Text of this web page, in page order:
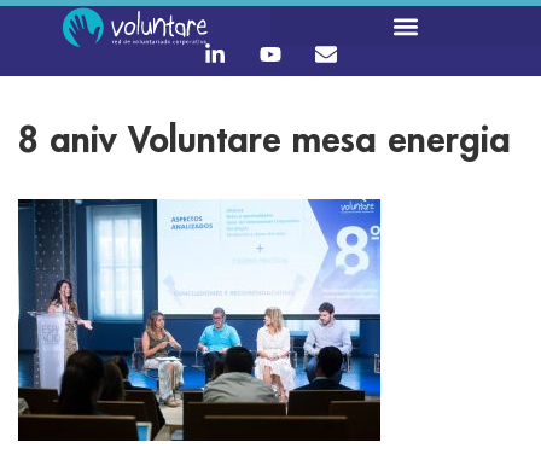
8 aniv Voluntare mesa energia